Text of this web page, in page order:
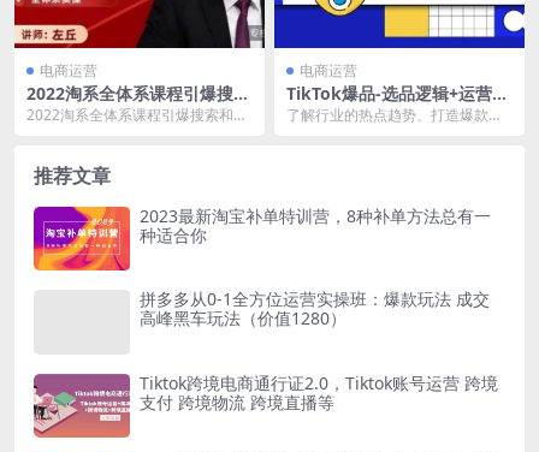
电商运营
2022淘系全体系课程引爆搜索
和推荐流量，新品上架拉爆搜
2022淘系全体系课程引爆搜索和推
电商运营
TikTok爆品-选品逻辑+运营思
路：解决网络环境快速入门Ti
了解行业的热点趋势、打造爆款视
推荐文章
2023最新淘宝补单特训营，8种补单方法总有一
种适合你
拼多多从0-1全方位运营实操班：爆款玩法 成交
高峰黑车玩法（价值1280）
Tiktok跨境电商通行证2.0，Tiktok账号运营 跨境
支付 跨境物流 跨境直播等